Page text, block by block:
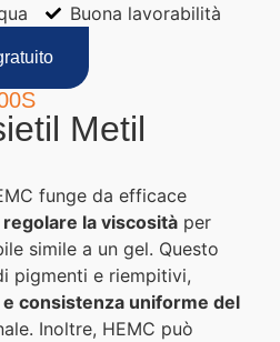
Buona lavorabilità
Metil
funge da efficace
regolare la viscosità per
simile a un gel. Questo
pigmenti e riempitivi,
consistenza uniforme del
Inoltre, HEMC può